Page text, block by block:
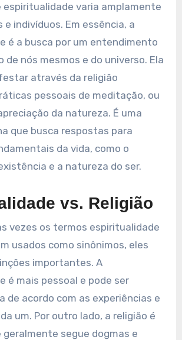
espiritualidade varia amplamente
indivíduos. Em essência, a
é a busca por um entendimento
de nós mesmos e do universo. Ela
através da religião
pessoais de meditação, ou
da natureza. É uma
que busca respostas para
da vida, como o
e a natureza do ser.
vs. Religião
vezes os termos espiritualidade
usados como sinônimos, eles
importantes. A
é mais pessoal e pode ser
de acordo com as experiências e
um. Por outro lado, a religião é
segue dogmas e